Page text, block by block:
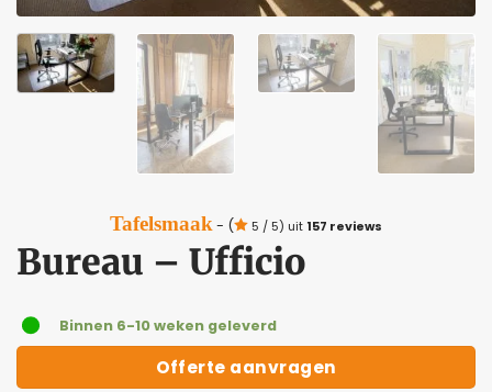
Tafelsmaak - ( 5 / 5) uit 157 reviews
Bureau – Ufficio
Binnen 6-10 weken geleverd
Offerte aanvragen